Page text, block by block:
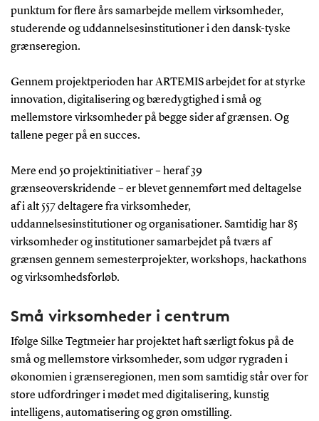
punktum for flere års samarbejde mellem virksomheder,
studerende og uddannelsesinstitutioner i den dansk-tyske
grænseregion.
Gennem projektperioden har ARTEMIS arbejdet for at styrke
innovation, digitalisering og bæredygtighed i små og
mellemstore virksomheder på begge sider af grænsen. Og
tallene peger på en succes.
Mere end 50 projektinitiativer – heraf 39
grænseoverskridende – er blevet gennemført med deltagelse
af i alt 557 deltagere fra virksomheder,
uddannelsesinstitutioner og organisationer. Samtidig har 85
virksomheder og institutioner samarbejdet på tværs af
grænsen gennem semesterprojekter, workshops, hackathons
og virksomhedsforløb.
Små virksomheder i centrum
Ifølge Silke Tegtmeier har projektet haft særligt fokus på de
små og mellemstore virksomheder, som udgør rygraden i
økonomien i grænseregionen, men som samtidig står over for
store udfordringer i mødet med digitalisering, kunstig
intelligens, automatisering og grøn omstilling.